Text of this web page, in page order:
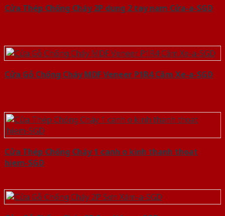
Cửa Thép Chống Cháy 2P dung 2 tay nam Cửa-a-SGD
Cửa Gỗ Chống Cháy MDF Veneer P1R4 Căm Xe-a-SGD
Cửa Thép Chống Cháy 1 canh o kinh thanh thoat
hiem-SGD